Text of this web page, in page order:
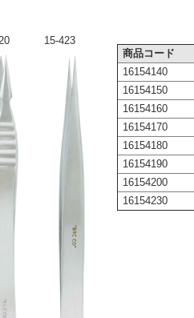
15-423
商品コード
16154140
16154150
16154160
16154170
16154180
16154190
16154200
16154230